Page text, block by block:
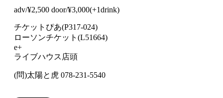
adv/¥2,500 door/¥3,000(+1drink)
チケットぴあ(P317-024)
ローソンチケット(L51664)
e+
ライブハウス店頭
(問)太陽と虎 078-231-5540